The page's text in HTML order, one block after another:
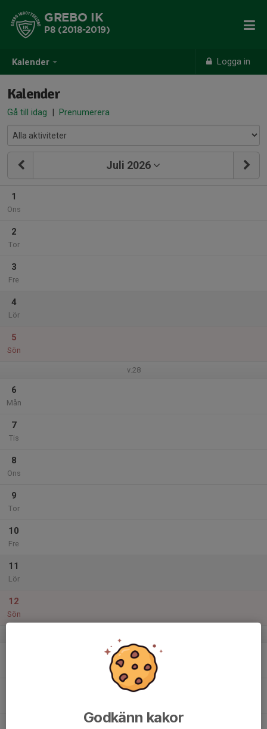
Kalender Logga in
GREBO IK
P8 (2018-2019)
Kalender
Gå till idag | Prenumerera
Juli 2026
1
Ons
2
Tor
3
Fre
4
Lör
5
Sön
v.28
6
Mån
7
Tis
8
Ons
9
Tor
10
Fre
11
Lör
12
Sön
Godkänn kakor